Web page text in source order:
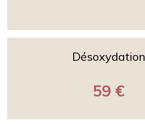
Désoxydation
59 €